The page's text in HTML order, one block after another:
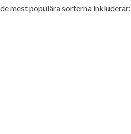
mest populära sorterna inkluderar: